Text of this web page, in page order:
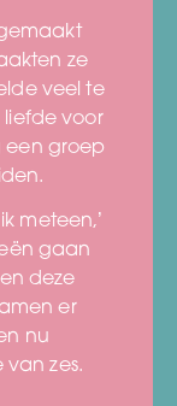
ze
veel te
liefde voor
een groep
meteen,’
gaan
deze
er
nu
zes.